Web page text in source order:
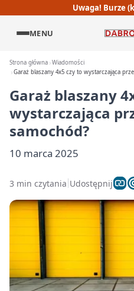
Uwaga! Burze
MENU
Strona główna Wiadomości
Garaż blaszany 4x5 czy to wystarczająca
Garaż blaszany
wystarczająca
samochód?
10 marca 2025
3 min czytania Udostępnij